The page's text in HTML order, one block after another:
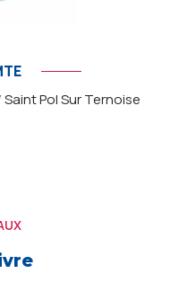
Pol Sur Ternoise